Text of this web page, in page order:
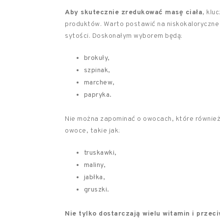
Aby skutecznie zredukować masę ciała,
produktów. Warto postawić na
sytości. Doskonałym wyborem będą:
brokuły,
szpinak,
marchew,
papryka.
Nie można zapominać o owocach, które
owoce, takie jak:
truskawki,
maliny,
jabłka,
gruszki.
Nie tylko dostarczają wielu witamin i